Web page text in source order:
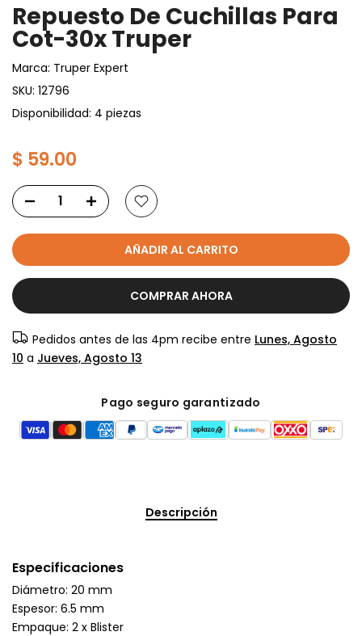
Repuesto De Cuchillas Para
Cot-30x Truper
Marca: Truper Expert
SKU: 12796
Disponibilidad: 4 piezas
$ 59.00
AÑADIR AL CARRITO
COMPRAR AHORA
Pedidos antes de las 4pm recibe entre Lunes, Agosto
10 a Jueves, Agosto 13
Pago seguro garantizado
Descripción
Especificaciones
Diámetro: 20 mm
Espesor: 6.5 mm
Empaque: 2 x Blister